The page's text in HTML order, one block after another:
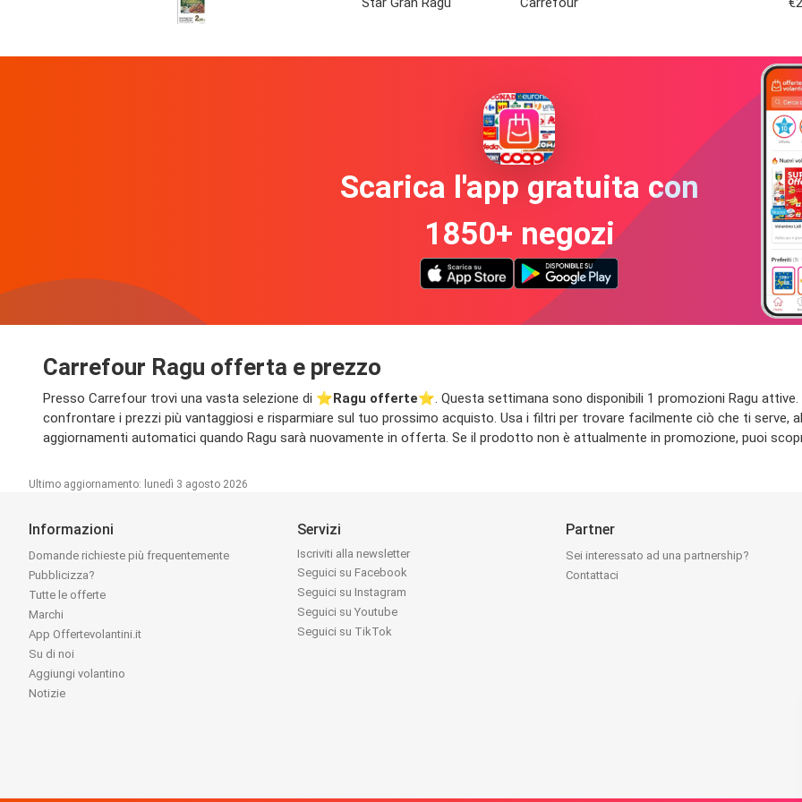
Scarica l'app gratuita con
1850+ negozi
Carrefour Ragu offerta e prezzo
Presso Carrefour trovi una vasta selezione di ⭐️Ragu offerte⭐️. Questa settimana sono disponibili 1 promozioni Ragu
confrontare i prezzi più vantaggiosi e risparmiare sul tuo prossimo acquisto. Usa i filtri per trovare facilmente ciò che ti serve,
aggiornamenti automatici quando Ragu sarà nuovamente in offerta. Se il prodotto non è attualmente in promozione, puoi
Ultimo aggiornamento: lunedì 3 agosto 2026
Informazioni
Domande richieste più frequentemente
Pubblicizza?
Tutte le offerte
Marchi
App Offertevolantini.it
Su di noi
Aggiungi volantino
Notizie
Servizi
Iscriviti alla newsletter
Seguici su Facebook
Seguici su Instagram
Seguici su Youtube
Seguici su TikTok
Partner
Sei interessato ad una partnership?
Contattaci